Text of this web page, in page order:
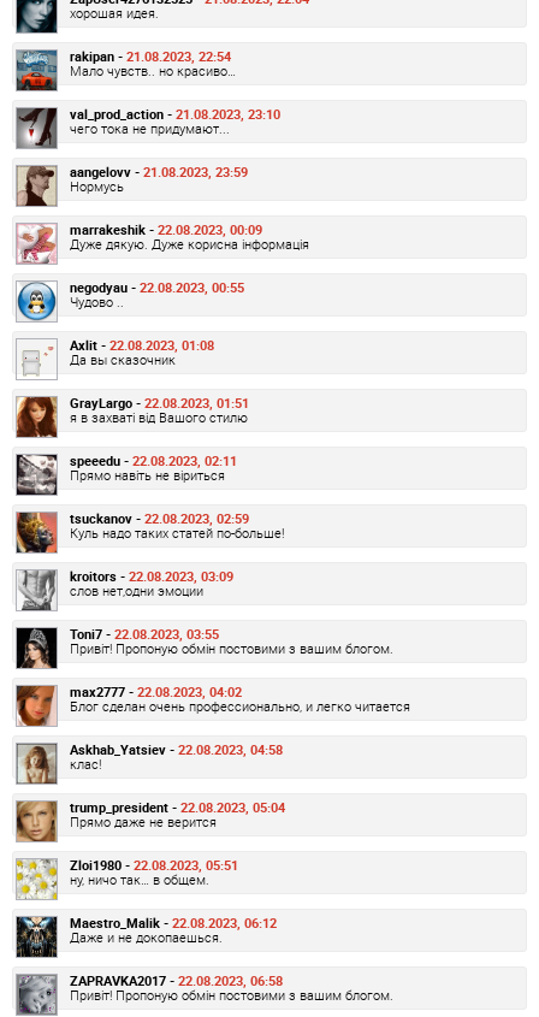
хорошая идея.
rakipan - 21.08.2023, 22:54
Мало чувств.. но красиво…
val_prod_action - 21.08.2023, 23:10
чего тока не придумают...
aangelovv - 21.08.2023, 23:59
Нормусь
marrakeshik - 22.08.2023, 00:09
Дуже дякую. Дуже корисна інформація
negodyau - 22.08.2023, 00:55
Чудово ..
Axlit - 22.08.2023, 01:08
Да вы сказочник
GrayLargo - 22.08.2023, 01:51
я в захваті від Вашого стилю
speeedu - 22.08.2023, 02:11
Прямо навіть не віриться
tsuckanov - 22.08.2023, 02:59
Куль надо таких статей по-больше!
kroitors - 22.08.2023, 03:09
слов нет,одни эмоции
Toni7 - 22.08.2023, 03:55
Привіт! Пропоную обмін постовими з вашим блогом.
max2777 - 22.08.2023, 04:02
Блог сделан очень профессионально, и легко читается
Askhab_Yatsiev - 22.08.2023, 04:58
клас!
trump_president - 22.08.2023, 05:04
Прямо даже не верится
Zloi1980 - 22.08.2023, 05:51
ну, ничо так… в общем.
Maestro_Malik - 22.08.2023, 06:12
Даже и не докопаешься.
ZAPRAVKA2017 - 22.08.2023, 06:58
Привіт! Пропоную обмін постовими з вашим блогом.